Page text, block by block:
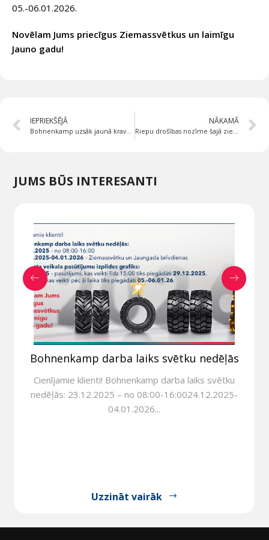
05.-06.01.2026.
Novēlam Jums priecīgus Ziemassvētkus un laimīgu
Jauno gadu!
IEPRIEKŠĒJĀ
Bohnenkamp uzsāk jaunā kravas automašīnu riepu zīmola Rovelo pārdošanu visā Eiropā.
NĀKAMĀ
Riepu drošības nozīme šajā ziemā
JUMS BŪS INTERESANTI
Bohnenkamp darba laiks svētku nedēļās
Cienījamie klienti! Bohnenkamp darba laiks svētku
nedēļās: 23.12.2025 – no 08:00-16:0024.12.2025-
04.01.2026...
Uzzināt vairāk